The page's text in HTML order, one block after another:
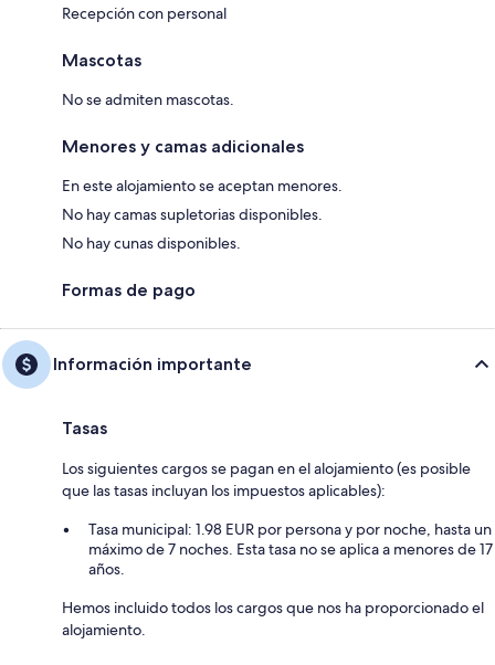
Recepción con personal
Mascotas
No se admiten mascotas.
Menores y camas adicionales
En este alojamiento se aceptan menores.
No hay camas supletorias disponibles.
No hay cunas disponibles.
Formas de pago
Información importante
Tasas
Los siguientes cargos se pagan en el alojamiento (es posible
que las tasas incluyan los impuestos aplicables):
Tasa municipal: 1.98 EUR por persona y por noche, hasta un
máximo de 7 noches. Esta tasa no se aplica a menores de 17
años.
Hemos incluido todos los cargos que nos ha proporcionado el
alojamiento.